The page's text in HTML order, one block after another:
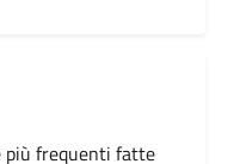
più frequenti fatte